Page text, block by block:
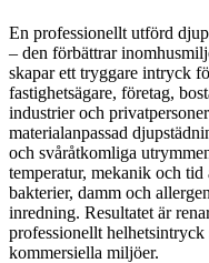
En professionellt utförd
– den förbättrar
skapar ett tryggare intryck
fastighetsägare, företag,
industrier och
materialanpassad
och svåråtkomliga
temperatur, mekanik och
bakterier, damm och
inredning. Resultatet är
professionellt
kommersiella miljöer.